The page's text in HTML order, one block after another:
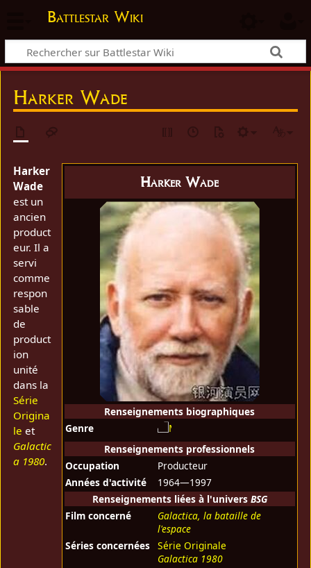
Battlestar Wiki
Harker Wade
Harker Wade
Renseignements biographiques
Genre
Renseignements professionnels
Occupation
Producteur
Années d'activité
1964—1997
Renseignements liées à l'univers BSG
Film concerné
Galactica, la bataille de
l'espace
Séries concernées Série Originale
Galactica 1980
Harker
Wade
est un
ancien
product
eur. Il a
servi
comme
respon
sable
de
product
ion
unité
dans la
Série
Origina
le et
Galactic
a 1980.